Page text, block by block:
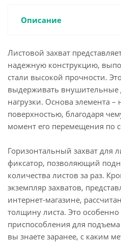
Описание
Листовой захват
надежную конструкцию,
стали высокой прочности.
выдерживать внушительные
нагрузки. Основа элемента
поверхностью, благодаря
момент его перемещения по
Горизонтальный захват для
фиксатор, позволяющий
количества листов за раз.
экземпляр захватов,
интернет-магазине,
толщину листа. Это
приспособления для
вы знаете заранее, с каким